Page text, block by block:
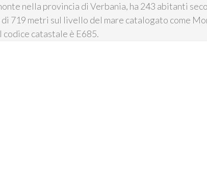
nella provincia di Verbania, ha 243 abitanti
719 metri sul livello del mare catalogato come
catastale è E685.